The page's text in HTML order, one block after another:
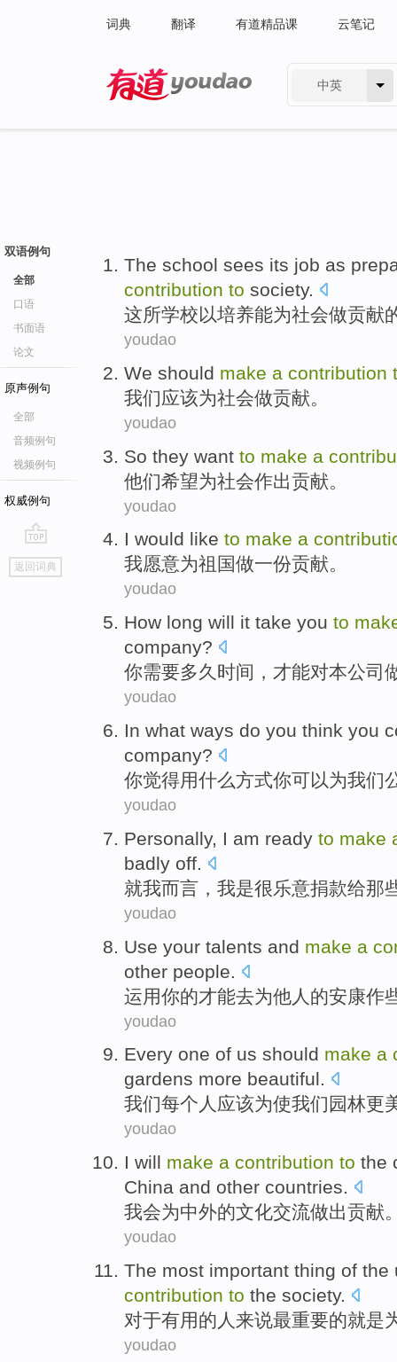
词典 翻译 有道精品课 云笔记
中英
双语例句
全部
口语
书面语
论文
原声例句
全部
音频例句
视频例句
权威例句
go
top
返回词典
The school sees its job as
contribution to society.
这所学校以培养能为社会做贡献
youdao
We should make a contribution
我们应该为社会做贡献。
youdao
So they want to make a
他们希望为社会作出贡献 。
youdao
I would like to make a
我愿意为祖国做一份贡献。
youdao
How long will it take you to
company?
你需要多久时间，才能对本公司
youdao
In what ways do you think you
company?
你觉得用什么方式你可以为我们
youdao
Personally, I am ready to make
badly off.
就我而言 ， 我是很乐意捐款给那
youdao
Use your talents and make a
other people
运用你的才能去为他人 的安康作
youdao
Every one of us should make a
gardens more beautiful.
我们每个 人 应该为使我们 园林更
youdao
I will make a contribution to the
China and other countries.
我会为中外的文化交流做出贡献
youdao
The most important thing of the
contribution to the society.
对于有用的 人 来说最重要的就是
youdao